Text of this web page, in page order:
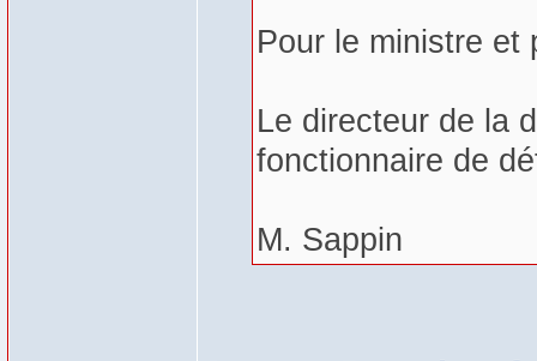
Pour le ministre et
Le directeur de la
fonctionnaire de
M. Sappin